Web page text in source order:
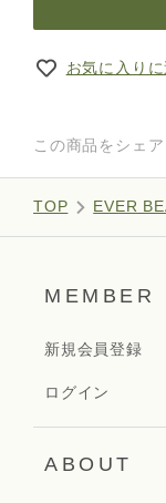
お気に入り
この商品をシェア
TOP EVER
MEMBER
新規会員登録
ログイン
ABOUT